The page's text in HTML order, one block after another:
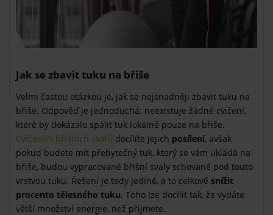
Jak se zbavit tuku na břiše
Velmi častou otázkou je, jak se nejsnadněji zbavit tuku na
břiše. Odpověď je jednoduchá: neexistuje žádné cvičení,
které by dokázalo spálit tuk lokálně pouze na břiše.
Cvičením břišních svalů docílíte jejich posílení, avšak
pokud budete mít přebytečný tuk, který se vám ukládá na
břiše, budou vypracované břišní svaly schované pod touto
vrstvou tuku. Řešení je tedy jediné, a to celkově snížit
procento tělesného tuku. Toho lze docílit tak, že vydáte
větší množství energie, než přijmete.